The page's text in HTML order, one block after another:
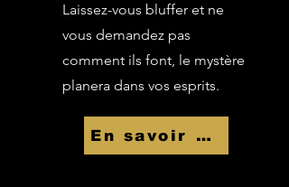
Laissez-vous bluffer et ne
vous demandez pas
comment ils font, le mystère
planera dans vos esprits.
En savoir Plus